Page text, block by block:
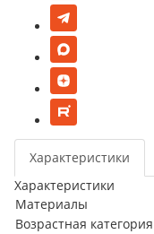
Характеристики
Характеристики
Материалы
Возрастная категория